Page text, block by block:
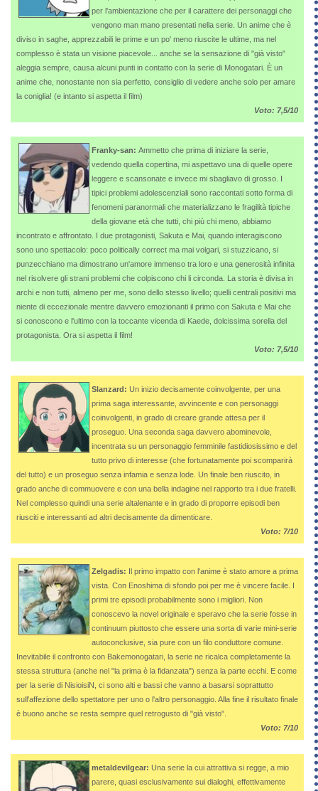
per l'ambientazione che per il carattere dei personaggi che
vengono man mano presentati nella serie. Un anime che è
diviso in saghe, apprezzabili le prime e un po' meno riuscite le ultime, ma nel
complesso è stata un visione piacevole... anche se la sensazione di "già visto"
aleggia sempre, causa alcuni punti in contatto con la serie di Monogatari. È un
anime che, nonostante non sia perfetto, consiglio di vedere anche solo per amare
la coniglia! (e intanto si aspetta il film)
Voto: 7,5/10
Franky-san: Ammetto che prima di iniziare la serie,
vedendo quella copertina, mi aspettavo una di quelle opere
leggere e scansonate e invece mi sbagliavo di grosso. I
tipici problemi adolescenziali sono raccontati sotto forma di
fenomeni paranormali che materializzano le fragilità tipiche
della giovane età che tutti, chi più chi meno, abbiamo
incontrato e affrontato. I due protagonisti, Sakuta e Mai, quando interagiscono
sono uno spettacolo: poco politically correct ma mai volgari, si stuzzicano, si
punzecchiano ma dimostrano un'amore immenso tra loro e una generosità infinita
nel risolvere gli strani problemi che colpiscono chi li circonda. La storia è divisa in
archi e non tutti, almeno per me, sono dello stesso livello; quelli centrali positivi ma
niente di eccezionale mentre davvero emozionanti il primo con Sakuta e Mai che
si conoscono e l'ultimo con la toccante vicenda di Kaede, dolcissima sorella del
protagonista. Ora si aspetta il film!
Voto: 7,5/10
Slanzard: Un inizio decisamente coinvolgente, per una
prima saga interessante, avvincente e con personaggi
coinvolgenti, in grado di creare grande attesa per il
proseguo. Una seconda saga davvero abominevole,
incentrata su un personaggio femminile fastidiosissimo e del
tutto privo di interesse (che fortunatamente poi scomparirà
del tutto) e un proseguo senza infamia e senza lode. Un finale ben riuscito, in
grado anche di commuovere e con una bella indagine nel rapporto tra i due fratelli.
Nel complesso quindi una serie altalenante e in grado di proporre episodi ben
riusciti e interessanti ad altri decisamente da dimenticare.
Voto: 7/10
Zelgadis: Il primo impatto con l'anime è stato amore a prima
vista. Con Enoshima di sfondo poi per me è vincere facile. I
primi tre episodi probabilmente sono i migliori. Non
conoscevo la novel originale e speravo che la serie fosse in
continuum piuttosto che essere una sorta di varie mini-serie
autoconclusive, sia pure con un filo conduttore comune.
Inevitabile il confronto con Bakemonogatari, la serie ne ricalca completamente la
stessa struttura (anche nel "la prima è la fidanzata") senza la parte ecchi. E come
per la serie di NisioisiN, ci sono alti e bassi che vanno a basarsi soprattutto
sull'affezione dello spettatore per uno o l'altro personaggio. Alla fine il risultato finale
è buono anche se resta sempre quel retrogusto di "già visto".
Voto: 7/10
metaldevilgear: Una serie la cui attrattiva si regge, a mio
parere, quasi esclusivamente sui dialoghi, effettivamente